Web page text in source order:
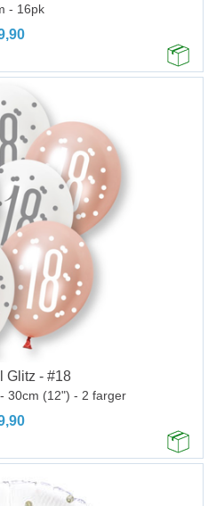
- 16pk
Glitz - #18
30cm (12") - 2 farger